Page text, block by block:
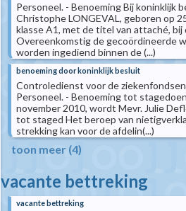
Personeel. - Benoeming Bij koninklijk
Christophe LONGEVAL, geboren op
klasse A1, met de titel van attaché,
Overeenkomstig de gecoördineerde
worden ingediend binnen de (...)
benoeming door koninklijk besluit
Controledienst voor de
Personeel. - Benoeming tot
november 2010, wordt Mevr. Julie
tot staged Het beroep van
strekking kan voor de afdelin(...)
toon meer (4)
vacante bettreking
vacante bettreking